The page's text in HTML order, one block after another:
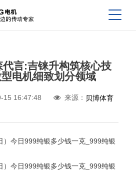
代言:吉铼升构筑核心技
电机细致划分领域
15 16:47:48 来源： 贝博体育
今日999纯银多少钱一克_999纯银
今日999纯银多少钱一克_999纯银